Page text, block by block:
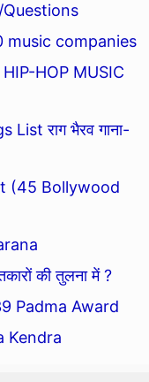
Questions
music companies
HOP MUSIC
राग भैरव गाना-
(45 Bollywood
की तुलना में ?
Padma Award
Kendra